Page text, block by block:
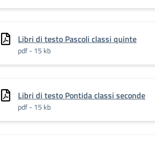
Libri di testo Pascoli classi quinte
pdf - 15 kb
Libri di testo Pontida classi seconde
pdf - 15 kb